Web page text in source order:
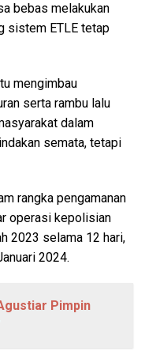
bebas melakukan
sistem ETLE tetap
mengimbau
serta rambu lalu
dalam
semata, tetapi
rangka pengamanan
operasi kepolisian
2023 selama 12 hari,
2024.
Pimpin